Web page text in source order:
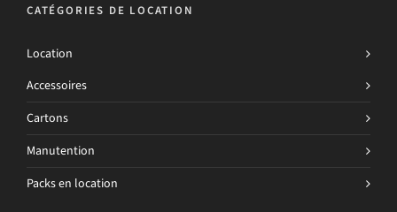
CATÉGORIES DE LOCATION
Location
Accessoires
Cartons
Manutention
Packs en location